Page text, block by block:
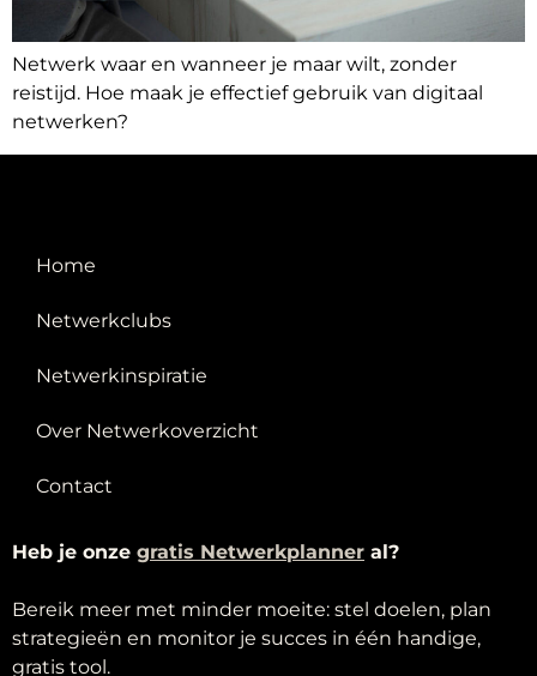
Netwerk waar en wanneer je maar wilt, zonder
reistijd. Hoe maak je effectief gebruik van digitaal
netwerken?
Home
Netwerkclubs
Netwerkinspiratie
Over Netwerkoverzicht
Contact
Heb je onze gratis Netwerkplanner al?
Bereik meer met minder moeite: stel doelen, plan
strategieën en monitor je succes in één handige,
gratis tool.